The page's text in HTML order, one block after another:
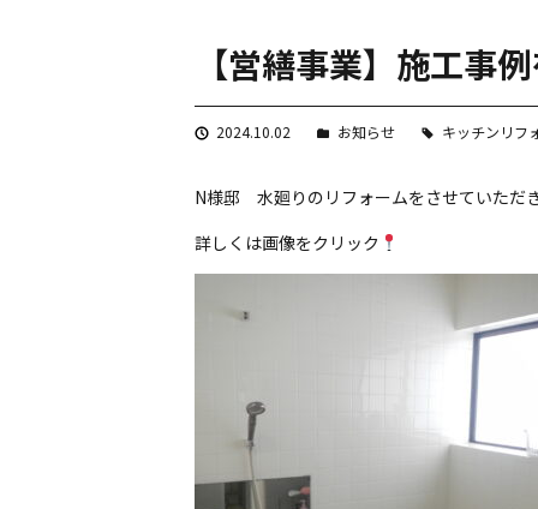
【営繕事業】施工事
2024.10.02 お知らせ キッチンリフ
N様邸 水廻りのリフォームをさせていただ
詳しくは画像をクリック